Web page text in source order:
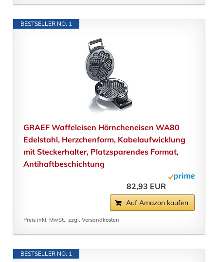
BESTSELLER NO. 1
GRAEF Waffeleisen Hörncheneisen WA80
Edelstahl, Herzchenform, Kabelaufwicklung
mit Steckerhalter, Platzsparendes Format,
Antihaftbeschichtung
82,93 EUR
Auf Amazon kaufen
Preis inkl. MwSt., zzgl. Versandkosten
BESTSELLER NO. 1